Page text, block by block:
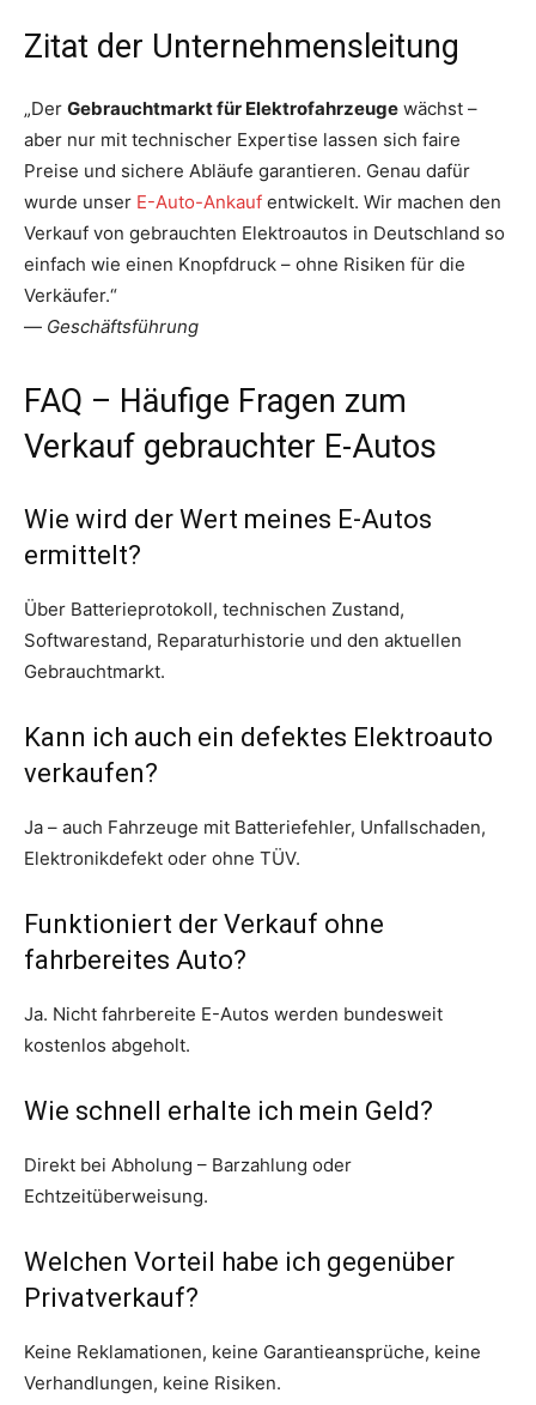
Zitat der Unternehmensleitung
„Der Gebrauchtmarkt für Elektrofahrzeuge wächst –
aber nur mit technischer Expertise lassen sich faire
Preise und sichere Abläufe garantieren. Genau dafür
wurde unser E-Auto-Ankauf entwickelt. Wir machen den
Verkauf von gebrauchten Elektroautos in Deutschland so
einfach wie einen Knopfdruck – ohne Risiken für die
Verkäufer.“
— Geschäftsführung
FAQ – Häufige Fragen zum
Verkauf gebrauchter E-Autos
Wie wird der Wert meines E-Autos
ermittelt?
Über Batterieprotokoll, technischen Zustand,
Softwarestand, Reparaturhistorie und den aktuellen
Gebrauchtmarkt.
Kann ich auch ein defektes Elektroauto
verkaufen?
Ja – auch Fahrzeuge mit Batteriefehler, Unfallschaden,
Elektronikdefekt oder ohne TÜV.
Funktioniert der Verkauf ohne
fahrbereites Auto?
Ja. Nicht fahrbereite E-Autos werden bundesweit
kostenlos abgeholt.
Wie schnell erhalte ich mein Geld?
Direkt bei Abholung – Barzahlung oder
Echtzeitüberweisung.
Welchen Vorteil habe ich gegenüber
Privatverkauf?
Keine Reklamationen, keine Garantieansprüche, keine
Verhandlungen, keine Risiken.